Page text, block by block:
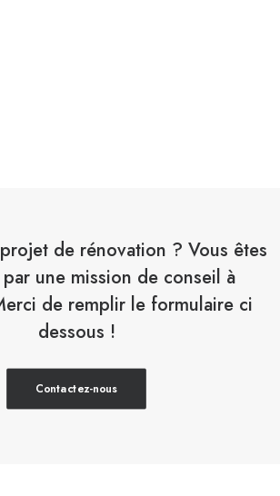
de rénovation ? Vous êtes
une mission de conseil à
de remplir le formulaire ci
dessous !
Contactez-nous